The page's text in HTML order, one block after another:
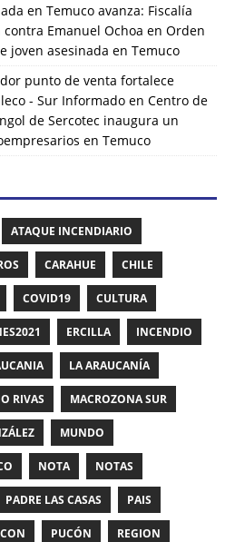
en Temuco avanza: Fiscalía
Emanuel Ochoa en Orden
joven asesinada en Temuco
punto de venta fortalece
- Sur Informado en Centro de
de Sercotec inaugura un
en Temuco
ATAQUE INCENDIARIO
CARAHUE CHILE
COVID19 CULTURA
ERCILLA INCENDIO
LA ARAUCANÍA
RIVAS MACROZONA SUR
MUNDO
NOTA NOTAS
PADRE LAS CASAS PAIS
PUCÓN REGION